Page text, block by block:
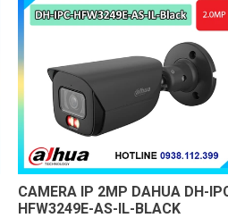
CAMERA IP 2MP DAHUA DH-
HFW3249E-AS-IL-BLACK